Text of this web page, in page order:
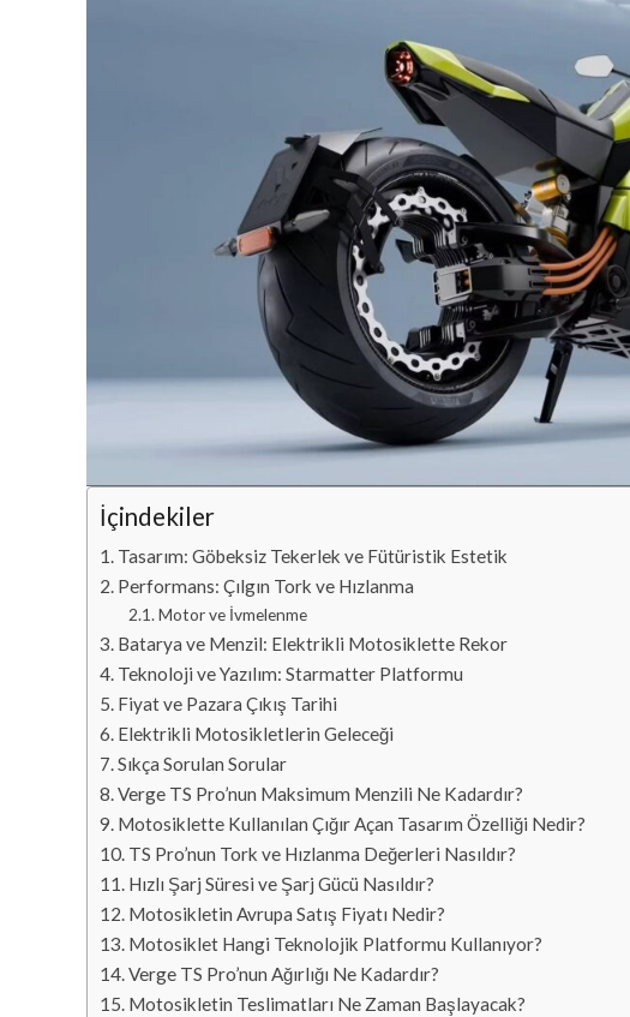
İçindekiler
Tasarım: Göbeksiz Tekerlek ve Fütüristik Estetik
Performans: Çılgın Tork ve Hızlanma
Motor ve İvmelenme
Batarya ve Menzil: Elektrikli Motosiklette Rekor
Teknoloji ve Yazılım: Starmatter Platformu
Fiyat ve Pazara Çıkış Tarihi
Elektrikli Motosikletlerin Geleceği
Sıkça Sorulan Sorular
Verge TS Pro’nun Maksimum Menzili Ne Kadardır?
Motosiklette Kullanılan Çığır Açan Tasarım Özelliği Nedir?
TS Pro’nun Tork ve Hızlanma Değerleri Nasıldır?
Hızlı Şarj Süresi ve Şarj Gücü Nasıldır?
Motosikletin Avrupa Satış Fiyatı Nedir?
Motosiklet Hangi Teknolojik Platformu Kullanıyor?
Verge TS Pro’nun Ağırlığı Ne Kadardır?
Motosikletin Teslimatları Ne Zaman Başlayacak?